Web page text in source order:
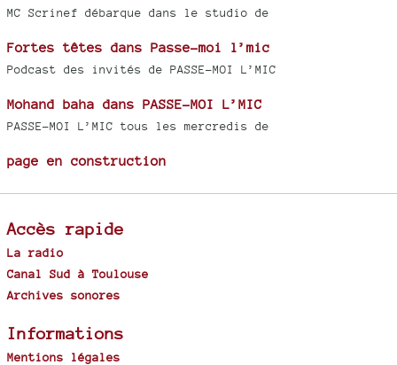
MC Scrinef débarque dans le studio de
Fortes têtes dans Passe-moi l’mic
Podcast des invités de PASSE-MOI L’MIC
Mohand baha dans PASSE-MOI L’MIC
PASSE-MOI L’MIC tous les mercredis de
page en construction
Accès rapide
La radio
Canal Sud à Toulouse
Archives sonores
Informations
Mentions légales